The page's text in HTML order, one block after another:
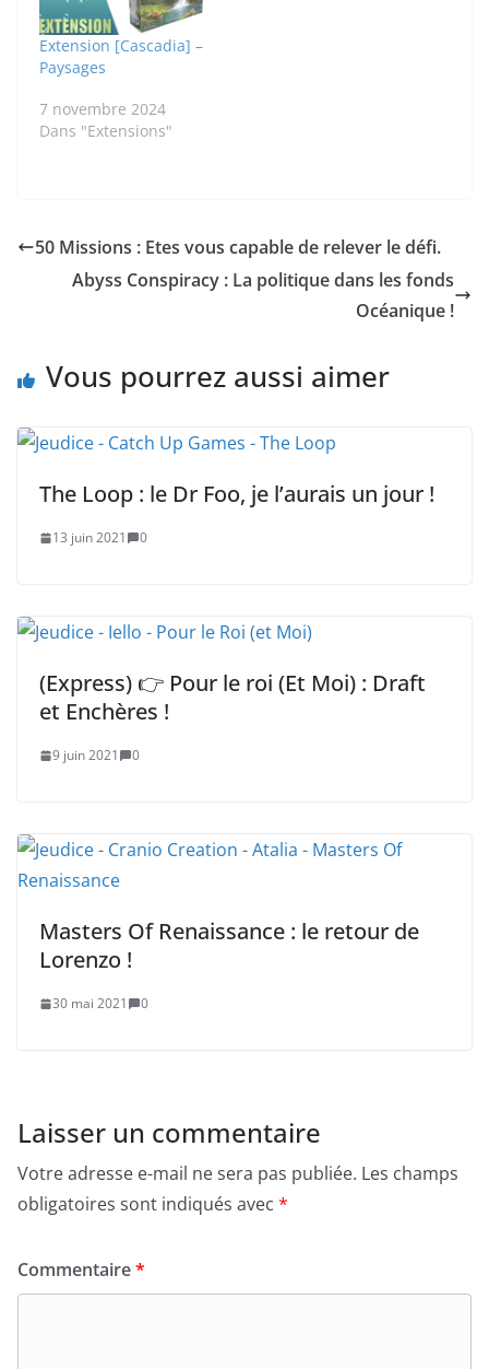
Extension [Cascadia] –
Paysages
7 novembre 2024
Dans "Extensions"
50 Missions : Etes vous capable de relever le défi.
Abyss Conspiracy : La politique dans les fonds
Océanique !
Vous pourrez aussi aimer
The Loop : le Dr Foo, je l’aurais un jour !
13 juin 2021 0
(Express) 👉 Pour le roi (Et Moi) : Draft
et Enchères !
9 juin 2021 0
Masters Of Renaissance : le retour de
Lorenzo !
30 mai 2021 0
Laisser un commentaire
Votre adresse e-mail ne sera pas publiée. Les champs
obligatoires sont indiqués avec *
Commentaire*